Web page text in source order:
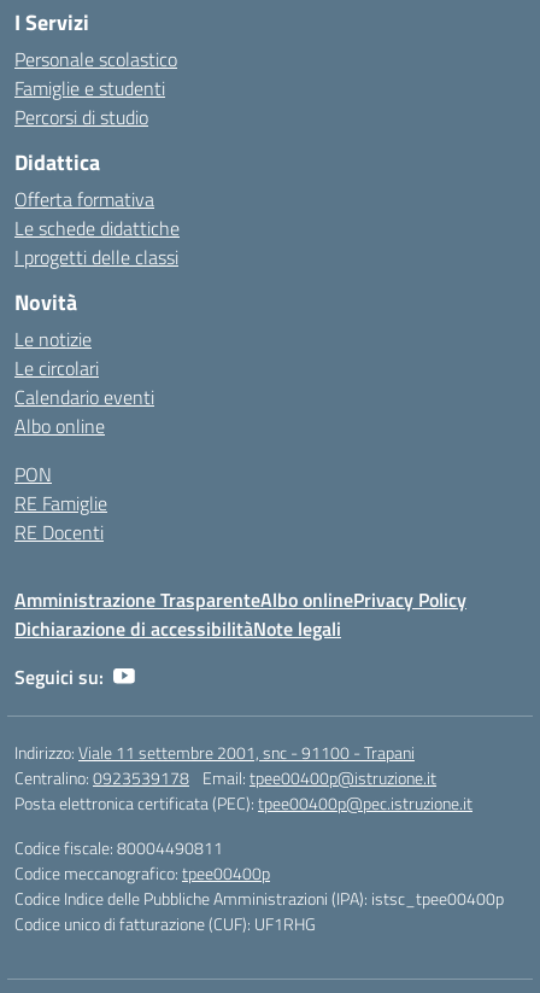
I Servizi
Personale scolastico
Famiglie e studenti
Percorsi di studio
Didattica
Offerta formativa
Le schede didattiche
I progetti delle classi
Novità
Le notizie
Le circolari
Calendario eventi
Albo online
PON
RE Famiglie
RE Docenti
Amministrazione TrasparenteAlbo onlinePrivacy Policy
Dichiarazione di accessibilitàNote legali
Seguici su:
Indirizzo:Viale 11 settembre 2001, snc - 91100 - Trapani
Centralino:0923539178 Email:tpee00400p@istruzione.it
Posta elettronica certificata (PEC):tpee00400p@pec.istruzione.it
Codice fiscale: 80004490811
Codice meccanografico:tpee00400p
Codice Indice delle Pubbliche Amministrazioni (IPA): istsc_tpee00400p
Codice unico di fatturazione (CUF): UF1RHG